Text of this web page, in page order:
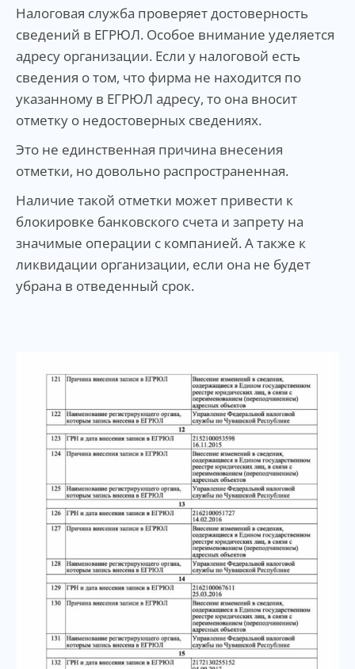
Налоговая служба проверяет достоверность
сведений в ЕГРЮЛ. Особое внимание уделяется
адресу организации. Если у налоговой есть
сведения о том, что фирма не находится по
указанному в ЕГРЮЛ адресу, то она вносит
отметку о недостоверных сведениях.
Это не единственная причина внесения
отметки, но довольно распространенная.
Наличие такой отметки может привести к
блокировке банковского счета и запрету на
значимые операции с компанией. А также к
ликвидации организации, если она не будет
убрана в отведенный срок.